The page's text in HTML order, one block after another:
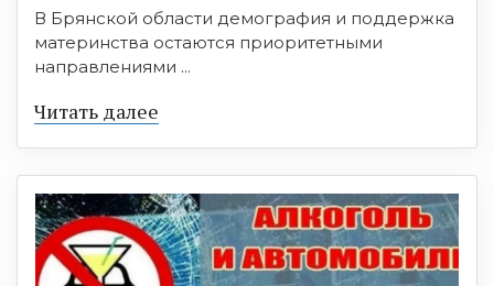
В Брянской области демография и поддержка
материнства остаются приоритетными
направлениями ...
Читать далее